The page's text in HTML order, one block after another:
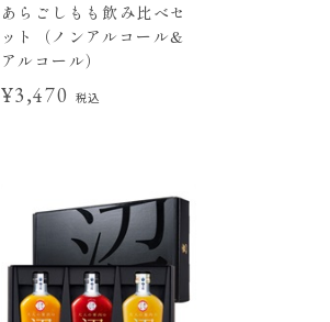
あらごしもも飲み比べセ
ット（ノンアルコール&
アルコール）
¥3,470 税込